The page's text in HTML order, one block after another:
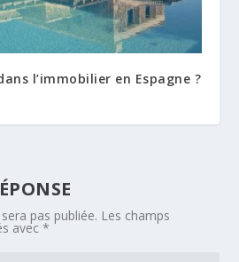
l’immobilier en Espagne ?
pas publiée. Les champs
avec*